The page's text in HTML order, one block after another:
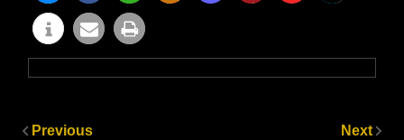
Previous Next